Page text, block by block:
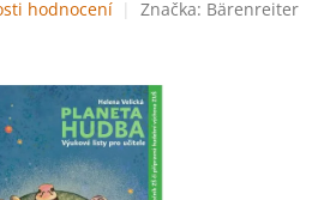
hodnocení Značka: Bärenreiter